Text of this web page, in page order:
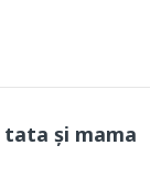
și mama